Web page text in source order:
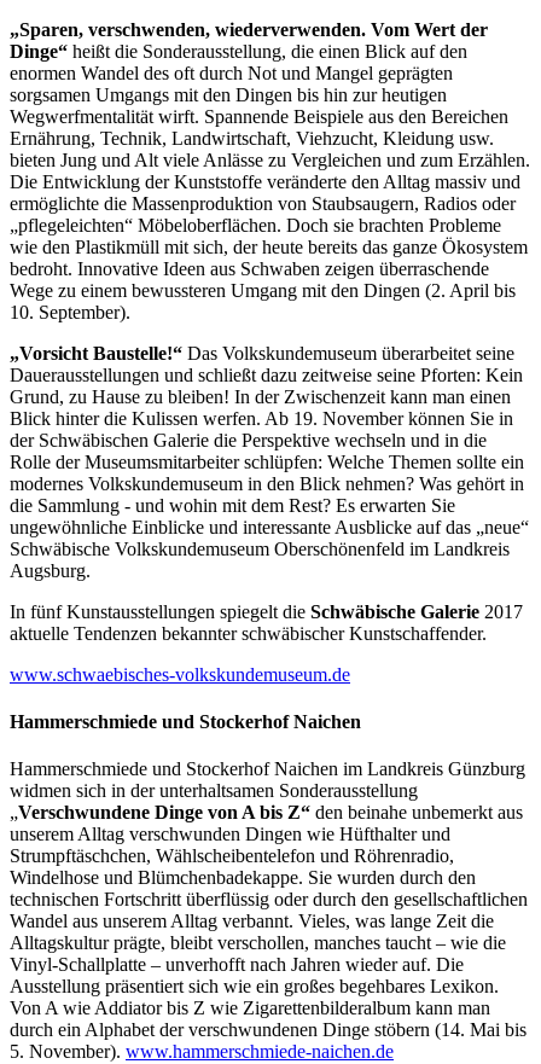
„Sparen, verschwenden, wiederverwenden. Vom Wert der
Dinge“ heißt die Sonderausstellung, die einen Blick auf den
enormen Wandel des oft durch Not und Mangel geprägten
sorgsamen Umgangs mit den Dingen bis hin zur heutigen
Wegwerfmentalität wirft. Spannende Beispiele aus den Bereichen
Ernährung, Technik, Landwirtschaft, Viehzucht, Kleidung usw.
bieten Jung und Alt viele Anlässe zu Vergleichen und zum Erzählen.
Die Entwicklung der Kunststoffe veränderte den Alltag massiv und
ermöglichte die Massenproduktion von Staubsaugern, Radios oder
„pflegeleichten“ Möbeloberflächen. Doch sie brachten Probleme
wie den Plastikmüll mit sich, der heute bereits das ganze Ökosystem
bedroht. Innovative Ideen aus Schwaben zeigen überraschende
Wege zu einem bewussteren Umgang mit den Dingen (2. April bis
10. September).
„Vorsicht Baustelle!“ Das Volkskundemuseum überarbeitet seine
Dauerausstellungen und schließt dazu zeitweise seine Pforten: Kein
Grund, zu Hause zu bleiben! In der Zwischenzeit kann man einen
Blick hinter die Kulissen werfen. Ab 19. November können Sie in
der Schwäbischen Galerie die Perspektive wechseln und in die
Rolle der Museumsmitarbeiter schlüpfen: Welche Themen sollte ein
modernes Volkskundemuseum in den Blick nehmen? Was gehört in
die Sammlung - und wohin mit dem Rest? Es erwarten Sie
ungewöhnliche Einblicke und interessante Ausblicke auf das „neue“
Schwäbische Volkskundemuseum Oberschönenfeld im Landkreis
Augsburg.
In fünf Kunstausstellungen spiegelt die Schwäbische Galerie 2017
aktuelle Tendenzen bekannter schwäbischer Kunstschaffender.
www.schwaebisches-volkskundemuseum.de
Hammerschmiede und Stockerhof Naichen
Hammerschmiede und Stockerhof Naichen im Landkreis Günzburg
widmen sich in der unterhaltsamen Sonderausstellung
„Verschwundene Dinge von A bis Z“ den beinahe unbemerkt aus
unserem Alltag verschwunden Dingen wie Hüfthalter und
Strumpftäschchen, Wählscheibentelefon und Röhrenradio,
Windelhose und Blümchenbadekappe. Sie wurden durch den
technischen Fortschritt überflüssig oder durch den gesellschaftlichen
Wandel aus unserem Alltag verbannt. Vieles, was lange Zeit die
Alltagskultur prägte, bleibt verschollen, manches taucht – wie die
Vinyl-Schallplatte – unverhofft nach Jahren wieder auf. Die
Ausstellung präsentiert sich wie ein großes begehbares Lexikon.
Von A wie Addiator bis Z wie Zigarettenbilderalbum kann man
durch ein Alphabet der verschwundenen Dinge stöbern (14. Mai bis
5. November). www.hammerschmiede-naichen.de